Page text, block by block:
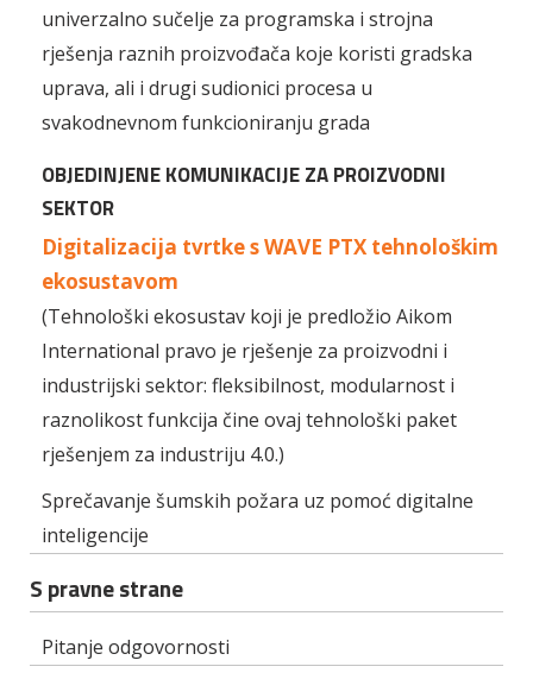
univerzalno sučelje za programska i strojna
rješenja raznih proizvođača koje koristi gradska
uprava, ali i drugi sudionici procesa u
svakodnevnom funkcioniranju grada
OBJEDINJENE KOMUNIKACIJE ZA PROIZVODNI
SEKTOR
Digitalizacija tvrtke s WAVE PTX tehnološkim
ekosustavom
(Tehnološki ekosustav koji je predložio Aikom
International pravo je rješenje za proizvodni i
industrijski sektor: fleksibilnost, modularnost i
raznolikost funkcija čine ovaj tehnološki paket
rješenjem za industriju 4.0.)
Sprečavanje šumskih požara uz pomoć digitalne
inteligencije
S pravne strane
Pitanje odgovornosti